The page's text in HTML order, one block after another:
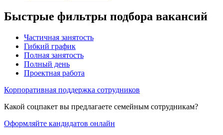
Быстрые фильтры подбора вакансий
Частичная занятость
Гибкий график
Полная занятость
Полный день
Проектная работа
Корпоративная поддержка сотрудников
Какой соцпакет вы предлагаете семейным сотрудникам?
Оформляйте кандидатов онлайн